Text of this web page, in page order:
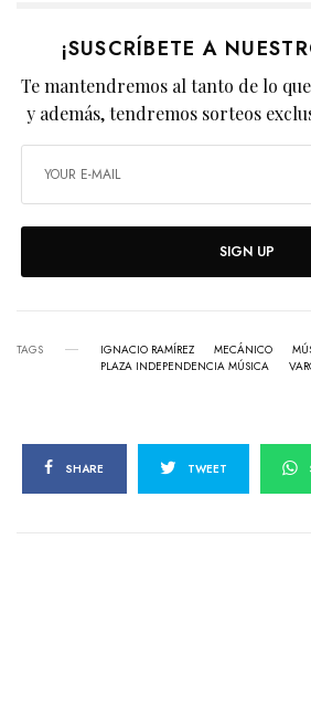
¡SUSCRÍBETE A
Te mantendremos al tanto de lo
y además, tendremos sorteos
SIGN UP
TAGS IGNACIO RAMÍREZ MECÁNICO
PLAZA INDEPENDENCIA MÚSICA
SHARE TWEET